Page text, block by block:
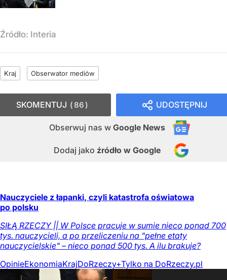
Źródło: Interia
Kraj Obserwator mediów
UDOSTĘPNIJ
Obserwuj nas w Google News
Dodaj jako źródło w Google
SKOMENTUJ 86
Nauczyciele z łapanki, czyli katastrofa oświatowa
po polsku
SIŁĄ RZECZY || W Polsce pracuje w sumie nieco ponad 700
tys. nauczycieli, a po przeliczeniu na "pełne etaty
nauczycielskie" – nieco ponad 500 tys. A ilu brakuje?
OpinieEkonomiaKrajDoRzeczy+Tylko na DoRzeczy.pl